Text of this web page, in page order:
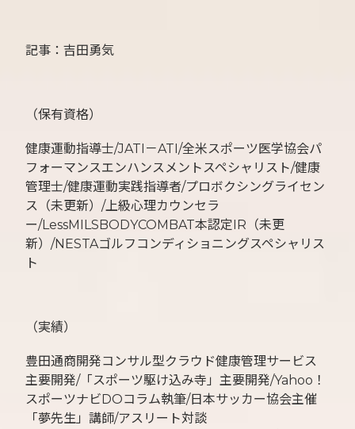
記事：吉田勇気
（保有資格）
健康運動指導士/JATI－ATI/全米スポーツ医学協会パ
フォーマンスエンハンスメントスペシャリスト/健康
管理士/健康運動実践指導者/プロボクシングライセン
ス（未更新）/上級心理カウンセラ
ー/LessMILSBODYCOMBAT本認定IR（未更
新）/NESTAゴルフコンディショニングスペシャリス
ト
（実績）
豊田通商開発コンサル型クラウド健康管理サービス
主要開発/「スポーツ駆け込み寺」主要開発/Yahoo！
スポーツナビDOコラム執筆/日本サッカー協会主催
「夢先生」講師/アスリート対談